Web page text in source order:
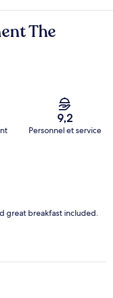
The
9,2
Personnel et service
great breakfast included.